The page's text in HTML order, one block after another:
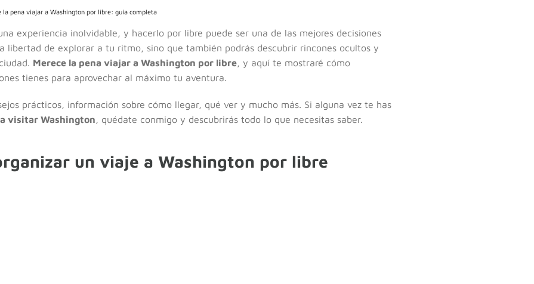
la pena viajar a Washington por libre: guía completa
experiencia inolvidable, y hacerlo por libre puede ser una de las mejores decisiones
libertad de explorar a tu ritmo, sino que también podrás descubrir rincones ocultos y
Merece la pena viajar a Washington por libre, y aquí te mostraré cómo
tienes para aprovechar al máximo tu aventura.
prácticos, información sobre cómo llegar, qué ver y mucho más. Si alguna vez te has
visitar Washington, quédate conmigo y descubrirás todo lo que necesitas saber.
un viaje a Washington por libre